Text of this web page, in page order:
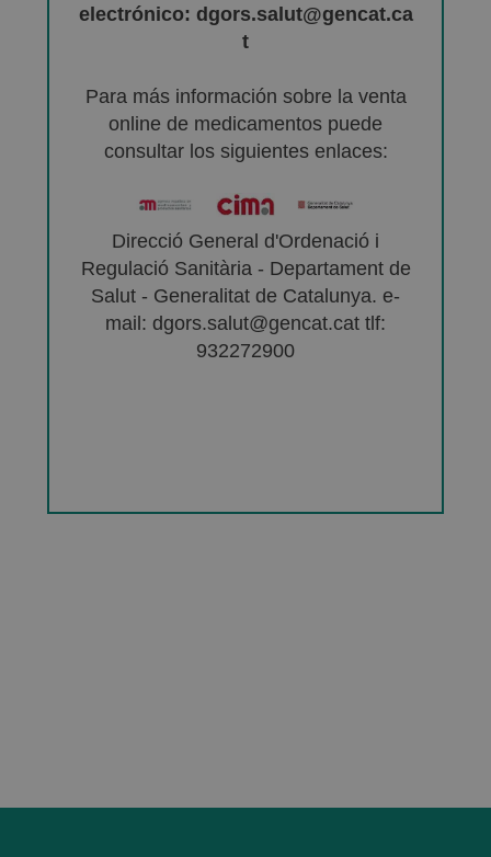
electrónico: dgors.salut@gencat.ca
t
Para más información sobre la venta
online de medicamentos puede
consultar los siguientes enlaces:
Direcció General d'Ordenació i
Regulació Sanitària - Departament de
Salut - Generalitat de Catalunya. e-
mail: dgors.salut@gencat.cat tlf:
932272900